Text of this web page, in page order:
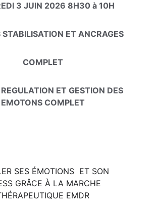
3 JUIN 2026 8H30 à 10H
STABILISATION ET ANCRAGES
COMPLET
ET GESTION DES
EMOTONS COMPLET
SES ÉMOTIONS  ET SON
GRÂCE À LA MARCHE
EMDR